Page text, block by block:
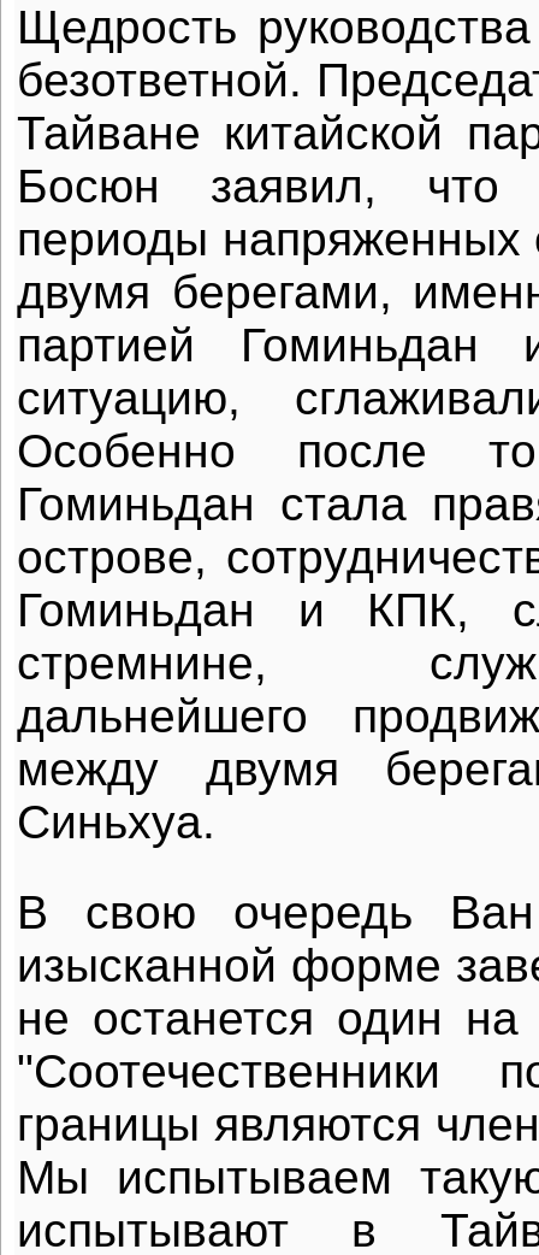
Щедрость
безответной.
Тайване китайской
Босюн заявил,
периоды
двумя берегами,
партией
ситуацию,
Особенно после
Гоминьдан стала
острове,
Гоминьдан и КПК,
стремнине,
дальнейшего
между двумя
Синьхуа.
В свою очередь
изысканной форме
не останется один
границы являются
Мы испытываем
испытывают в